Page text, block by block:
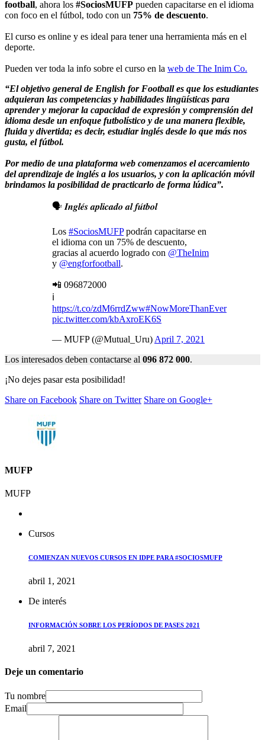
football, ahora los #SociosMUFP pueden capacitarse en el idioma
con foco en el fútbol, todo con un 75% de descuento.
El curso es online y es ideal para tener una herramienta más en el
deporte.
Pueden ver toda la info sobre el curso en la web de The Inim Co.
“El objetivo general de English for Football es que los estudiantes
adquieran las competencias y habilidades lingüísticas para
aprender y mejorar la capacidad de expresión y comprensión del
idioma desde un enfoque futbolístico y de una manera flexible,
fluida y divertida; es decir, estudiar inglés desde lo que más nos
gusta, el fútbol.
Por medio de una plataforma web comenzamos el acercamiento
del aprendizaje de inglés a los usuarios, y con la aplicación móvil
brindamos la posibilidad de practicarlo de forma lúdica”.
🗣 𝑰𝒏𝒈𝒍𝒆́𝒔 𝒂𝒑𝒍𝒊𝒄𝒂𝒅𝒐 𝒂𝒍 𝒇𝒖́𝒕𝒃𝒐𝒍
Los #SociosMUFPpodrán capacitarse en
el idioma con un 75% de descuento,
gracias al acuerdo logrado con @TheInim
y @engforfootball.
📲 096872000
ℹ️
https://t.co/zdM6rrdZww#NowMoreThanEver
pic.twitter.com/kbAxroEK6S
— MUFP (@Mutual_Uru) April 7, 2021
Los interesados deben contactarse al 096 872 000.
¡No dejes pasar esta posibilidad!
Share on Facebook Share on Twitter Share on Google+
MUFP
MUFP
Cursos
COMIENZAN NUEVOS CURSOS EN IDPE PARA #SOCIOSMUFP
abril 1, 2021
De interés
INFORMACIÓN SOBRE LOS PERÍODOS DE PASES 2021
abril 7, 2021
Deje un comentario
Tu nombre
Email